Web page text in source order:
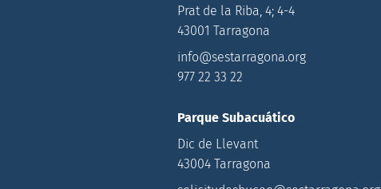
Prat de la Riba, 4; 4-4
43001 Tarragona
info@sestarragona.org
977 22 33 22
Parque Subacuático
Dic de Llevant
43004 Tarragona